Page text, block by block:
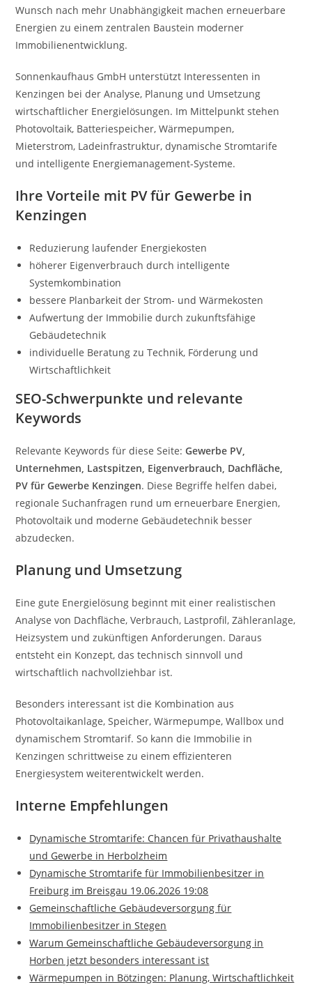
Wunsch nach mehr Unabhängigkeit machen erneuerbare
Energien zu einem zentralen Baustein moderner
Immobilienentwicklung.
Sonnenkaufhaus GmbH unterstützt Interessenten in
Kenzingen bei der Analyse, Planung und Umsetzung
wirtschaftlicher Energielösungen. Im Mittelpunkt stehen
Photovoltaik, Batteriespeicher, Wärmepumpen,
Mieterstrom, Ladeinfrastruktur, dynamische Stromtarife
und intelligente Energiemanagement-Systeme.
Ihre Vorteile mit PV für Gewerbe in
Kenzingen
Reduzierung laufender Energiekosten
höherer Eigenverbrauch durch intelligente
Systemkombination
bessere Planbarkeit der Strom- und Wärmekosten
Aufwertung der Immobilie durch zukunftsfähige
Gebäudetechnik
individuelle Beratung zu Technik, Förderung und
Wirtschaftlichkeit
SEO-Schwerpunkte und relevante
Keywords
Relevante Keywords für diese Seite:Gewerbe PV,
Unternehmen, Lastspitzen, Eigenverbrauch, Dachfläche,
PV für Gewerbe Kenzingen. Diese Begriffe helfen dabei,
regionale Suchanfragen rund um erneuerbare Energien,
Photovoltaik und moderne Gebäudetechnik besser
abzudecken.
Planung und Umsetzung
Eine gute Energielösung beginnt mit einer realistischen
Analyse von Dachfläche, Verbrauch, Lastprofil, Zähleranlage,
Heizsystem und zukünftigen Anforderungen. Daraus
entsteht ein Konzept, das technisch sinnvoll und
wirtschaftlich nachvollziehbar ist.
Besonders interessant ist die Kombination aus
Photovoltaikanlage, Speicher, Wärmepumpe, Wallbox und
dynamischem Stromtarif. So kann die Immobilie in
Kenzingen schrittweise zu einem effizienteren
Energiesystem weiterentwickelt werden.
Interne Empfehlungen
Dynamische Stromtarife: Chancen für Privathaushalte
und Gewerbe in Herbolzheim
Dynamische Stromtarife für Immobilienbesitzer in
Freiburg im Breisgau 19.06.2026 19:08
Gemeinschaftliche Gebäudeversorgung für
Immobilienbesitzer in Stegen
Warum Gemeinschaftliche Gebäudeversorgung in
Horben jetzt besonders interessant ist
Wärmepumpen in Bötzingen: Planung, Wirtschaftlichkeit